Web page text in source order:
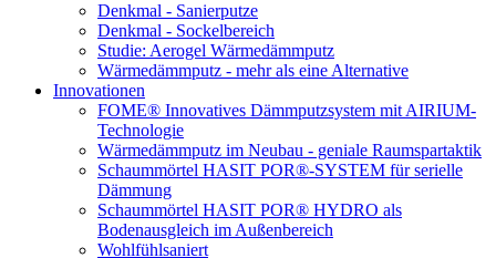
Denkmal - Sanierputze
Denkmal - Sockelbereich
Studie: Aerogel Wärmedämmputz
Wärmedämmputz - mehr als eine Alternative
Innovationen
FOME® Innovatives Dämmputzsystem mit AIRIUM-
Technologie
Wärmedämmputz im Neubau - geniale Raumspartaktik
Schaummörtel HASIT POR®-SYSTEM für serielle
Dämmung
Schaummörtel HASIT POR® HYDRO als
Bodenausgleich im Außenbereich
Wohlfühlsaniert